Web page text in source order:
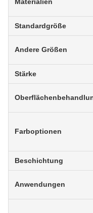
Standardgröße
Andere Größen
Stärke
Farboptionen
Beschichtung
Anwendungen